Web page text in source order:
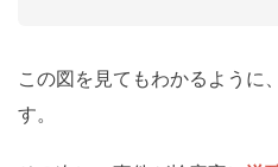
この図を見てもわかるように
す。